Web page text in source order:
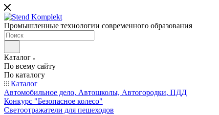
Промышленные технологии современного образования
Каталог
По всему сайту
По каталогу
Каталог
Автомобильное дело, Автошколы, Автогородки, ПДД
Конкурс "Безопасное колесо"
Светоотражатели для пешеходов